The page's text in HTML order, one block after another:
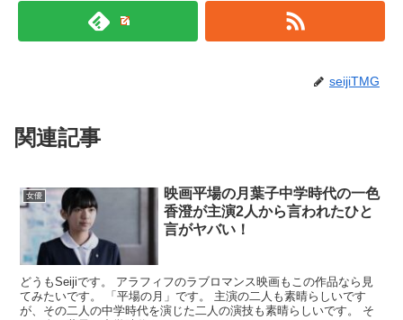
seijiTMG
関連記事
女優
映画平場の月葉子中学時代の一色
香澄が主演2人から言われたひと
言がヤバい！
どうもSeijiです。 アラフィフのラブロマンス映画もこの作品なら見
てみたいです。 「平場の月」です。 主演の二人も素晴らしいです
が、その二人の中学時代を演じた二人の演技も素晴らしいです。 そ